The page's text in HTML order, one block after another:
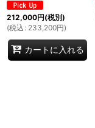
212,000円(税別)
(税込 : 233,200円)
カートに入れる